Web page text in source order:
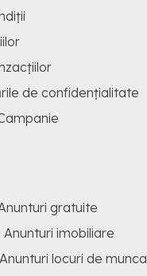
de confidențialitate
gratuite
Anunturi imobiliare
locuri de munca